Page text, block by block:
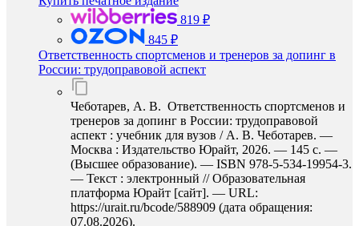
819 ₽
845 ₽
Ответственность спортсменов и тренеров за допинг в
России: трудоправовой аспект
Чеботарев, А. В. Ответственность спортсменов и
тренеров за допинг в России: трудоправовой
аспект : учебник для вузов / А. В. Чеботарев. —
Москва : Издательство Юрайт, 2026. — 145 с. —
(Высшее образование). — ISBN 978-5-534-19954-3.
— Текст : электронный // Образовательная
платформа Юрайт [сайт]. — URL:
https://urait.ru/bcode/588909 (дата обращения:
07.08.2026).